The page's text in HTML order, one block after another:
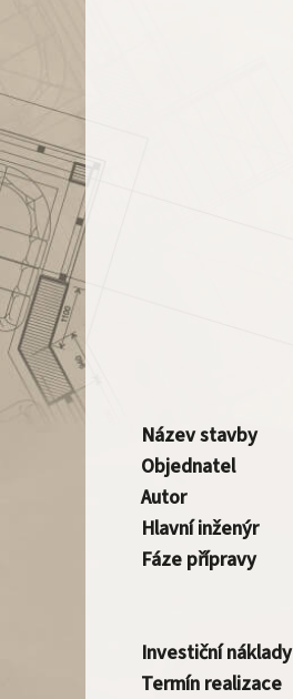
Název stavby
Objednatel
Autor
Hlavní inženýr
Fáze přípravy
Investiční náklady
Termín realizace